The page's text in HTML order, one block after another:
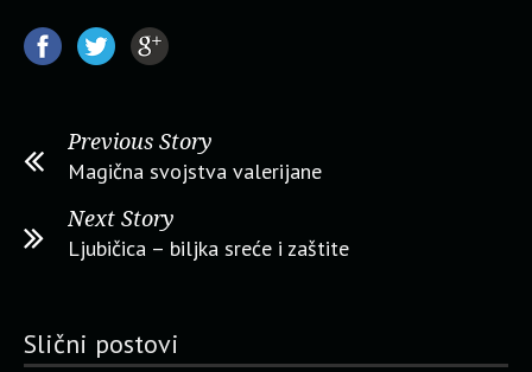
Previous Story
Magična svojstva valerijane
Next Story
Ljubičica – biljka sreće i zaštite
Slični postovi